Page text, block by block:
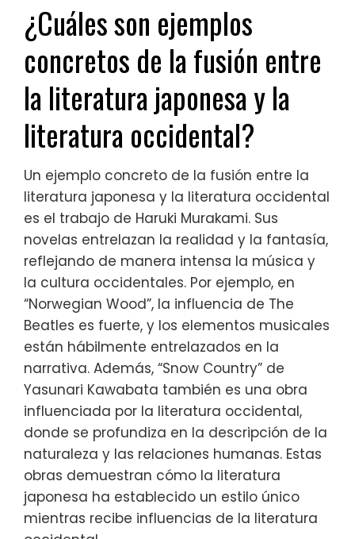
¿Cuáles son ejemplos
concretos de la fusión entre
la literatura japonesa y la
literatura occidental?
Un ejemplo concreto de la fusión entre la
literatura japonesa y la literatura occidental
es el trabajo de Haruki Murakami. Sus
novelas entrelazan la realidad y la fantasía,
reflejando de manera intensa la música y
la cultura occidentales. Por ejemplo, en
“Norwegian Wood”, la influencia de The
Beatles es fuerte, y los elementos musicales
están hábilmente entrelazados en la
narrativa. Además, “Snow Country” de
Yasunari Kawabata también es una obra
influenciada por la literatura occidental,
donde se profundiza en la descripción de la
naturaleza y las relaciones humanas. Estas
obras demuestran cómo la literatura
japonesa ha establecido un estilo único
mientras recibe influencias de la literatura